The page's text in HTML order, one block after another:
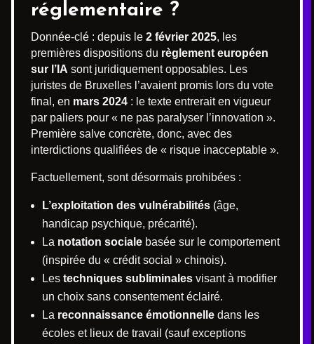
réglementaire ?
Donnée-clé : depuis le 2 février 2025, les
premières dispositions du règlement européen
sur l’IA sont juridiquement opposables. Les
juristes de Bruxelles l’avaient promis lors du vote
final, en mars 2024 : le texte entrerait en vigueur
par paliers pour « ne pas paralyser l’innovation ».
Première salve concrète, donc, avec des
interdictions qualifiées de « risque inacceptable ».
Factuellement, sont désormais prohibées :
L’exploitation des vulnérabilités (âge,
handicap psychique, précarité).
La notation sociale basée sur le comportement
(inspirée du « crédit social » chinois).
Les techniques subliminales visant à modifier
un choix sans consentement éclairé.
La reconnaissance émotionnelle dans les
écoles et lieux de travail (sauf exceptions